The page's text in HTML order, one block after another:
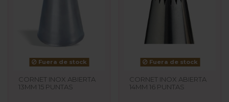
Fuera de stock
CORNET INOX ABIERTA
13MM 15 PUNTAS
Fuera de stock
CORNET INOX ABIERTA
14MM 16 PUNTAS